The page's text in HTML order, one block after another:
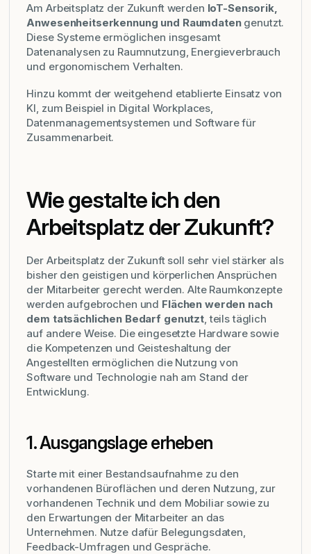
Am Arbeitsplatz der Zukunft werden IoT-Sensorik,
Anwesenheitserkennung und Raumdaten genutzt.
Diese Systeme ermöglichen insgesamt
Datenanalysen zu Raumnutzung, Energieverbrauch
und ergonomischem Verhalten.
Hinzu kommt der weitgehend etablierte Einsatz von
KI, zum Beispiel in Digital Workplaces,
Datenmanagementsystemen und Software für
Zusammenarbeit.
Wie gestalte ich den
Arbeitsplatz der Zukunft?
Der Arbeitsplatz der Zukunft soll sehr viel stärker als
bisher den geistigen und körperlichen Ansprüchen
der Mitarbeiter gerecht werden. Alte Raumkonzepte
werden aufgebrochen und Flächen werden nach
dem tatsächlichen Bedarf genutzt, teils täglich
auf andere Weise. Die eingesetzte Hardware sowie
die Kompetenzen und Geisteshaltung der
Angestellten ermöglichen die Nutzung von
Software und Technologie nah am Stand der
Entwicklung.
1. Ausgangslage erheben
Starte mit einer Bestandsaufnahme zu den
vorhandenen Büroflächen und deren Nutzung, zur
vorhandenen Technik und dem Mobiliar sowie zu
den Erwartungen der Mitarbeiter an das
Unternehmen. Nutze dafür Belegungsdaten,
Feedback-Umfragen und Gespräche.